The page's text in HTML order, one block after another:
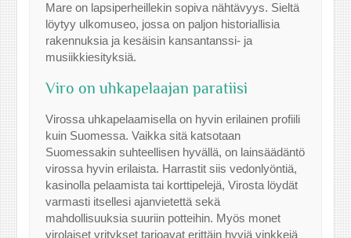
Mare on lapsiperheillekin sopiva nähtävyys. Sieltä
löytyy ulkomuseo, jossa on paljon historiallisia
rakennuksia ja kesäisin kansantanssi- ja
musiikkiesityksiä.
Viro on uhkapelaajan paratiisi
Virossa uhkapelaamisella on hyvin erilainen profiili
kuin Suomessa. Vaikka sitä katsotaan
Suomessakin suhteellisen hyvällä, on lainsäädäntö
virossa hyvin erilaista. Harrastit siis vedonlyöntiä,
kasinolla pelaamista tai korttipelejä, Virosta löydät
varmasti itsellesi ajanvietettä sekä
mahdollisuuksia suuriin potteihin. Myös monet
virolaiset yritykset tarjoavat erittäin hyviä vinkkejä